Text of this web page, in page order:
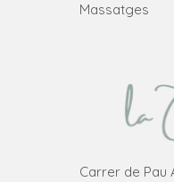
Massatges
Carrer de Pau